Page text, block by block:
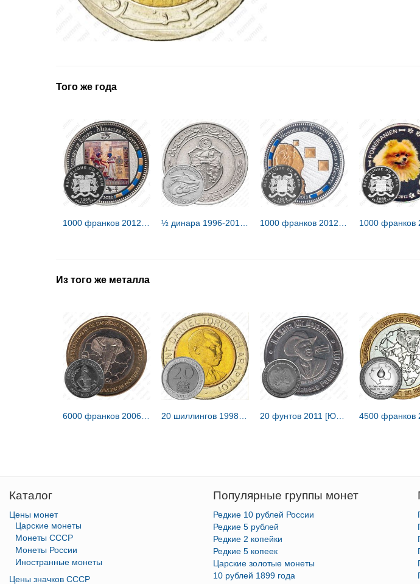
Того же года
Из того же металла
Каталог
Цены монет
Царские монеты
Монеты СССР
Монеты России
Иностранные монеты
Цены значков СССР
Популярные группы монет
Редкие 10 рублей России
Редкие 5 рублей
Редкие 2 копейки
Редкие 5 копеек
Царские золотые монеты
10 рублей 1899 года